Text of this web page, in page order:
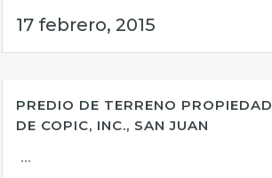
17 febrero, 2015
PREDIO DE TERRENO PROPIEDAD
DE COPIC, INC., SAN JUAN
...